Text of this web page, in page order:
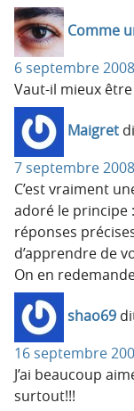
Comme
6 septembre
Vaut-il mieux
Maigret
7 septembre
C’est vraiment
adoré le principe
réponses
d’apprendre de
On en
shao69
16 septembre
J’ai beaucoup
surtout!!!